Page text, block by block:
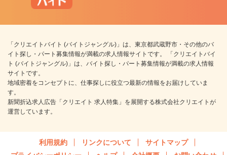
「クリエイトバイト (バイトジャングル)」は、東京都武蔵野市・その他のバ
イト探し・パート募集情報が満載の求人情報サイトです。 「クリエイトバイ
ト (バイトジャングル)」は、バイト探し・パート募集情報が満載の求人情報
サイトです。
地域密着をコンセプトに、仕事探しに役立つ最新の情報をお届けしていま
す。
新聞折込求人広告「クリエイト 求人特集」を展開する株式会社クリエイトが
運営しています。
利用規約 リンクについて
サイトマップ